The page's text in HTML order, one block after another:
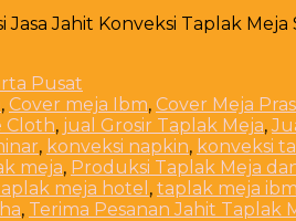
Jahit Konveksi Taplak
, Cover meja Ibm, Cover Meja
Cloth, jual Grosir Taplak Meja,
, konveksi napkin, konveksi
meja, Produksi Taplak Meja
meja hotel , taplak meja ibm
, Terima Pesanan Jahit Taplak